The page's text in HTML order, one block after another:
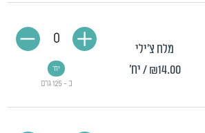
מלח צ'ילי
₪14.00 / יח'
כ - 125 גרם
יח'
0